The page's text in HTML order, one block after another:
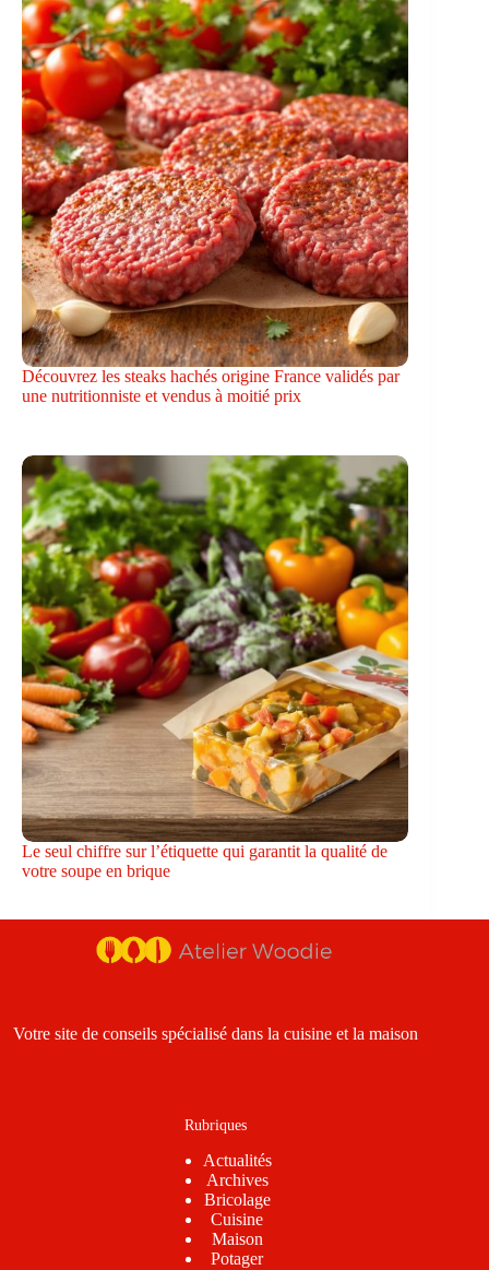
Découvrez les steaks hachés origine France validés par
une nutritionniste et vendus à moitié prix
Le seul chiffre sur l’étiquette qui garantit la qualité de
votre soupe en brique
Votre site de conseils spécialisé dans la cuisine et la maison
Rubriques
Actualités
Archives
Bricolage
Cuisine
Maison
Potager